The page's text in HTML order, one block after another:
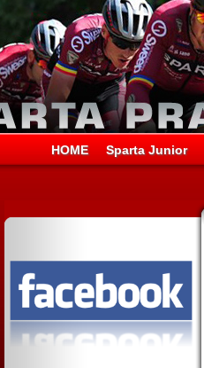
HOME Sparta Junior